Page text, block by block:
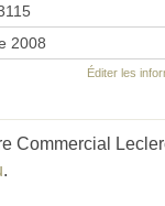
2008
Éditer les
Commercial
.